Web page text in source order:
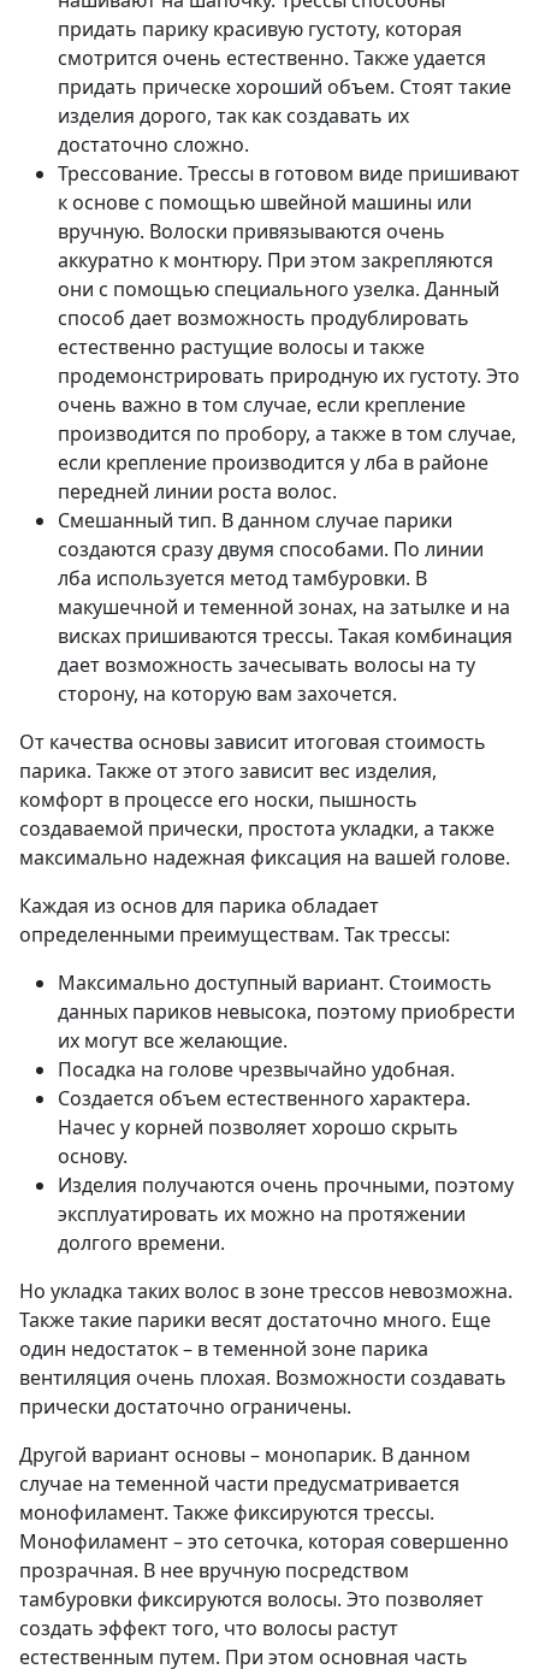
придать парику красивую густоту, которая
смотрится очень естественно. Также удается
придать прическе хороший объем. Стоят такие
изделия дорого, так как создавать их
достаточно сложно.
Трессование. Трессы в готовом виде пришивают
к основе с помощью швейной машины или
вручную. Волоски привязываются очень
аккуратно к монтюру. При этом закрепляются
они с помощью специального узелка. Данный
способ дает возможность продублировать
естественно растущие волосы и также
продемонстрировать природную их густоту. Это
очень важно в том случае, если крепление
производится по пробору, а также в том случае,
если крепление производится у лба в районе
передней линии роста волос.
Смешанный тип. В данном случае парики
создаются сразу двумя способами. По линии
лба используется метод тамбуровки. В
макушечной и теменной зонах, на затылке и на
висках пришиваются трессы. Такая комбинация
дает возможность зачесывать волосы на ту
сторону, на которую вам захочется.
От качества основы зависит итоговая стоимость
парика. Также от этого зависит вес изделия,
комфорт в процессе его носки, пышность
создаваемой прически, простота укладки, а также
максимально надежная фиксация на вашей голове.
Каждая из основ для парика обладает
определенными преимуществам. Так трессы:
Максимально доступный вариант. Стоимость
данных париков невысока, поэтому приобрести
их могут все желающие.
Посадка на голове чрезвычайно удобная.
Создается объем естественного характера.
Начес у корней позволяет хорошо скрыть
основу.
Изделия получаются очень прочными, поэтому
эксплуатировать их можно на протяжении
долгого времени.
Но укладка таких волос в зоне трессов невозможна.
Также такие парики весят достаточно много. Еще
один недостаток – в теменной зоне парика
вентиляция очень плохая. Возможности создавать
прически достаточно ограничены.
Другой вариант основы – монопарик. В данном
случае на теменной части предусматривается
монофиламент. Также фиксируются трессы.
Монофиламент – это сеточка, которая совершенно
прозрачная. В нее вручную посредством
тамбуровки фиксируются волосы. Это позволяет
создать эффект того, что волосы растут
естественным путем. При этом основная часть